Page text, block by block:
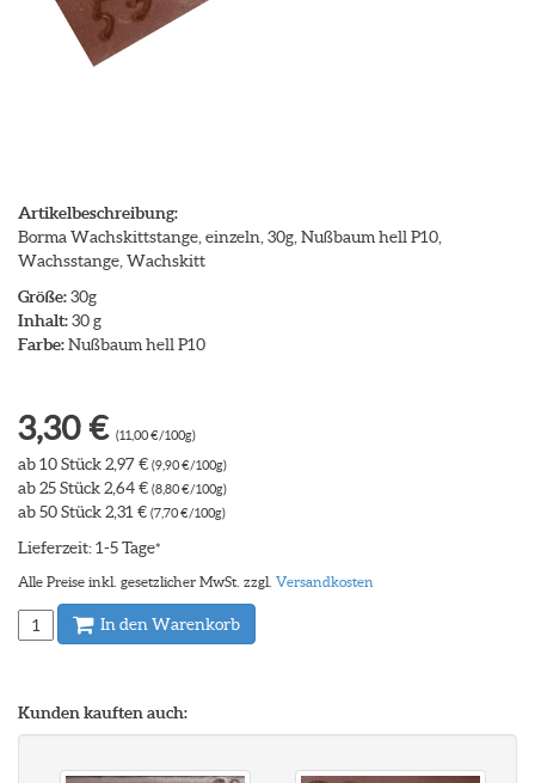
Artikelbeschreibung:
Borma Wachskittstange, einzeln, 30g, Nußbaum hell P10,
Wachsstange, Wachskitt
Größe:30g
Inhalt:30 g
Farbe:Nußbaum hell P10
3,30 € (11,00 €/100g)
ab 10 Stück 2,97 € (9,90 €/100g)
ab 25 Stück 2,64 € (8,80 €/100g)
ab 50 Stück 2,31 € (7,70 €/100g)
Lieferzeit: 1-5 Tage*
Alle Preise inkl. gesetzlicher MwSt. zzgl. Versandkosten
In den Warenkorb
Kunden kauften auch: